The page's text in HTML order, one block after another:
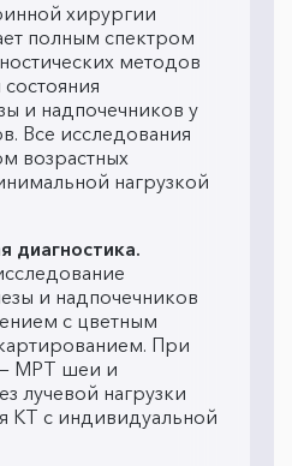
хирургии
полным спектром
методов
и надпочечников у
Все исследования
возрастных
нагрузкой
диагностика.
и надпочечников
с цветным
При
— МРТ шеи и
лучевой нагрузки
КТ с индивидуальной